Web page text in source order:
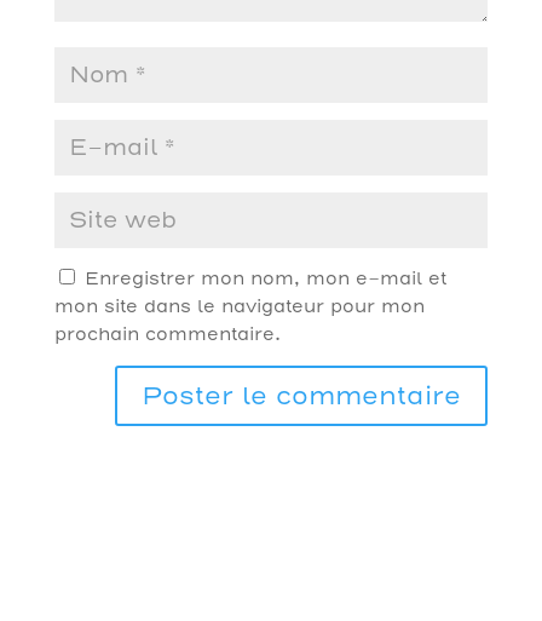
Enregistrer mon nom, mon e-mail et
mon site dans le navigateur pour mon
prochain commentaire.